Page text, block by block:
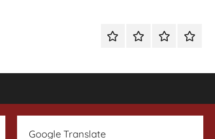
EspecialEnoturismoRanking
Google Translate